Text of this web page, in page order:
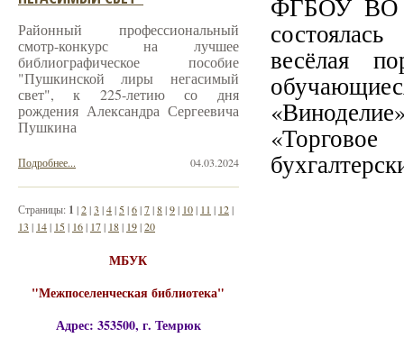
ФГБОУ ВО
весёлая
Районный профессиональный
смотр-конкурс на лучшее
библиографическое пособие
"Пушкинской лиры негасимый
свет", к 225-летию со дня
рождения Александра Сергеевича
Пушкина
04.03.2024
Подробнее...
Страницы: 1 |2|3 |4| 5|6|7|8|9| 10| 11 | 12|
13 | 14| 15| 16| 17| 18| 19|20
МБУК
"Межпоселенческая библиотека"
Адрес: 353500, г. Темрюк